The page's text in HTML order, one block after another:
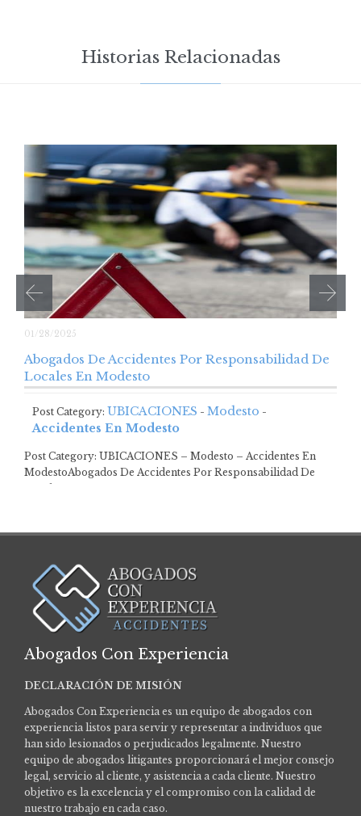
Historias Relacionadas
01/28/2025
Abogados De Accidentes Por Responsabilidad De
Locales En Modesto
Post Category: UBICACIONES - Modesto -
Accidentes En Modesto
Post Category: UBICACIONES – Modesto – Accidentes En
ModestoAbogados De Accidentes Por Responsabilidad De
Abogados Con Experiencia
DECLARACIÓN DE MISIÓN
Abogados Con Experiencia es un equipo de abogados con
experiencia listos para servir y representar a individuos que
han sido lesionados o perjudicados legalmente. Nuestro
equipo de abogados litigantes proporcionará el mejor consejo
legal, servicio al cliente, y asistencia a cada cliente. Nuestro
objetivo es la excelencia y el compromiso con la calidad de
nuestro trabajo en cada caso.